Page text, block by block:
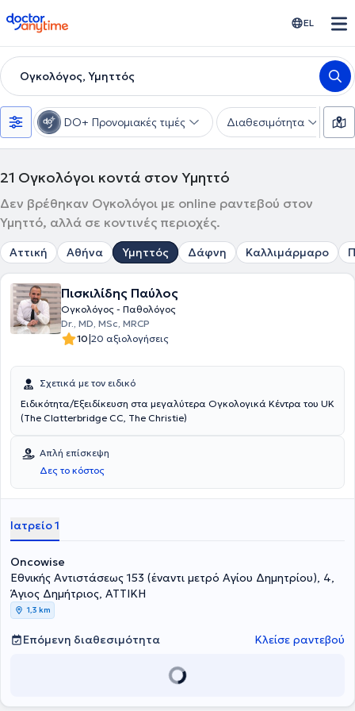
doctoranytime EL
Ογκολόγος, Υμηττός
DO+ Προνομιακές τιμές Διαθεσιμότητα
21 Ογκολόγοι κοντά στον Υμηττό
Δεν βρέθηκαν Ογκολόγοι με online ραντεβού στον
Υμηττό, αλλά σε κοντινές περιοχές.
Αττική Αθήνα Υμηττός Δάφνη Καλλιμάρμαρο
Πισκιλίδης Παύλος
Ογκολόγος - Παθολόγος
Dr., MD, MSc, MRCP
10|20 αξιολογήσεις
Σχετικά με τον ειδικό
Ειδικότητα/Εξειδίκευση στα μεγαλύτερα Ογκολογικά Κέντρα του UK
(The Clatterbridge CC, The Christie)
Απλή επίσκεψη
Δες το κόστος
Ιατρείο 1
Oncowise
Εθνικής Αντιστάσεως 153 (έναντι μετρό Αγίου Δημητρίου), 4,
Άγιος Δημήτριος, ΑΤΤΙΚΗ
1,3 km
Επόμενη διαθεσιμότητα Κλείσε ραντεβού